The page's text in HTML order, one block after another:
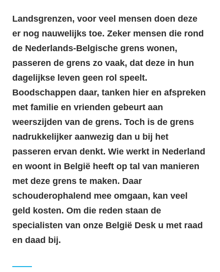
Landsgrenzen, voor veel mensen doen deze
er nog nauwelijks toe. Zeker mensen die rond
de Nederlands-Belgische grens wonen,
passeren de grens zo vaak, dat deze in hun
dagelijkse leven geen rol speelt.
Boodschappen daar, tanken hier en afspreken
met familie en vrienden gebeurt aan
weerszijden van de grens. Toch is de grens
nadrukkelijker aanwezig dan u bij het
passeren ervan denkt. Wie werkt in Nederland
en woont in België heeft op tal van manieren
met deze grens te maken. Daar
schouderophalend mee omgaan, kan veel
geld kosten. Om die reden staan de
specialisten van onze België Desk u met raad
en daad bij.